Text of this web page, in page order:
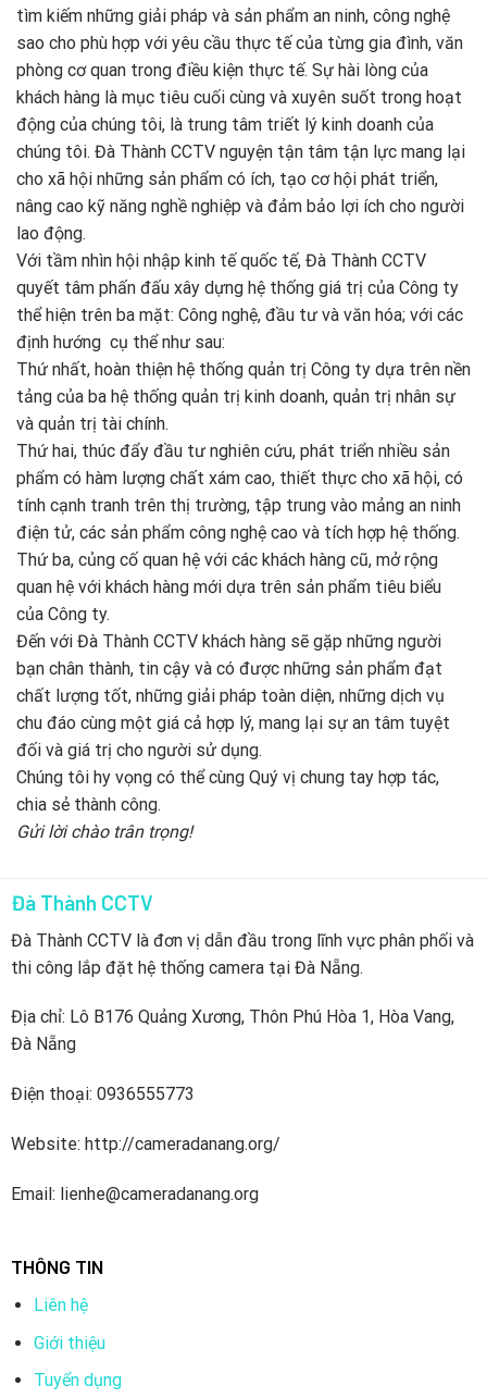
tìm kiếm những giải pháp và sản phẩm an ninh, công nghệ
sao cho phù hợp với yêu cầu thực tế của từng gia đình, văn
phòng cơ quan trong điều kiện thực tế. Sự hài lòng của
khách hàng là mục tiêu cuối cùng và xuyên suốt trong hoạt
động của chúng tôi, là trung tâm triết lý kinh doanh của
chúng tôi. Đà Thành CCTV nguyện tận tâm tận lực mang lại
cho xã hội những sản phẩm có ích, tạo cơ hội phát triển,
nâng cao kỹ năng nghề nghiệp và đảm bảo lợi ích cho người
lao động.
Với tầm nhìn hội nhập kinh tế quốc tế, Đà Thành CCTV
quyết tâm phấn đấu xây dựng hệ thống giá trị của Công ty
thể hiện trên ba mặt: Công nghệ, đầu tư và văn hóa; với các
định hướng cụ thể như sau:
Thứ nhất, hoàn thiện hệ thống quản trị Công ty dựa trên nền
tảng của ba hệ thống quản trị kinh doanh, quản trị nhân sự
và quản trị tài chính.
Thứ hai, thúc đẩy đầu tư nghiên cứu, phát triển nhiều sản
phẩm có hàm lượng chất xám cao, thiết thực cho xã hội, có
tính cạnh tranh trên thị trường, tập trung vào mảng an ninh
điện tử, các sản phẩm công nghệ cao và tích hợp hệ thống.
Thứ ba, củng cố quan hệ với các khách hàng cũ, mở rộng
quan hệ với khách hàng mới dựa trên sản phẩm tiêu biểu
của Công ty.
Đến với Đà Thành CCTV khách hàng sẽ gặp những người
bạn chân thành, tin cậy và có được những sản phẩm đạt
chất lượng tốt, những giải pháp toàn diện, những dịch vụ
chu đáo cùng một giá cả hợp lý, mang lại sự an tâm tuyệt
đối và giá trị cho người sử dụng.
Chúng tôi hy vọng có thể cùng Quý vị chung tay hợp tác,
chia sẻ thành công.
Gửi lời chào trân trọng!
Đà Thành CCTV
Đà Thành CCTV là đơn vị dẫn đầu trong lĩnh vực phân phối và
thi công lắp đặt hệ thống camera tại Đà Nẵng.
Địa chỉ: Lô B176 Quảng Xương, Thôn Phú Hòa 1, Hòa Vang,
Đà Nẵng
Điện thoại: 0936555773
Website: http://cameradanang.org/
Email: lienhe@cameradanang.org
THÔNG TIN
Liên hệ
Giới thiệu
Tuyển dụng